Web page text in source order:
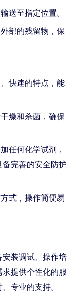
送至指定位置。
部的残留物，保
快速的特点，能
燥和杀菌，确保
任何化学试剂，
完善的安全防护
式，操作简便易
安装调试、操作培
提供个性化的服
专业的支持。